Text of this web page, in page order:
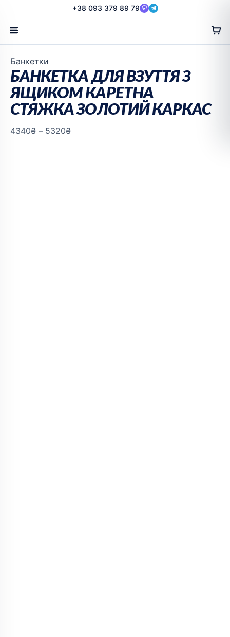
+38 093 379 89 79
вмісту
Банкетки
БАНКЕТКА ДЛЯ ВЗУТТЯ З
ЯЩИКОМ КАРЕТНА
СТЯЖКА ЗОЛОТИЙ КАРКАС
4340₴ – 5320₴
від
4340₴
до